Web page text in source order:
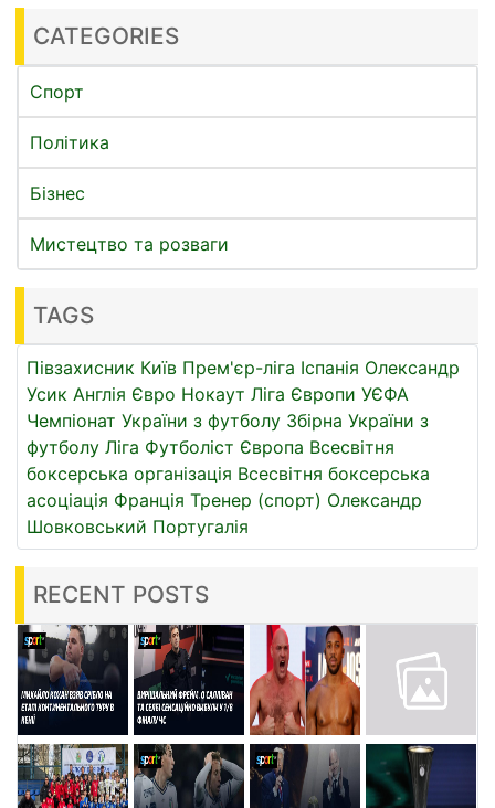
CATEGORIES
Спорт
Політика
Бізнес
Мистецтво та розваги
TAGS
Півзахисник Київ Прем'єр-ліга Іспанія Олександр
Усик Англія Євро Нокаут Ліга Європи УЄФА
Чемпіонат України з футболу Збірна України з
футболу Ліга Футболіст Європа Всесвітня
боксерська організація Всесвітня боксерська
асоціація Франція Тренер (спорт) Олександр
Шовковський Португалія
RECENT POSTS